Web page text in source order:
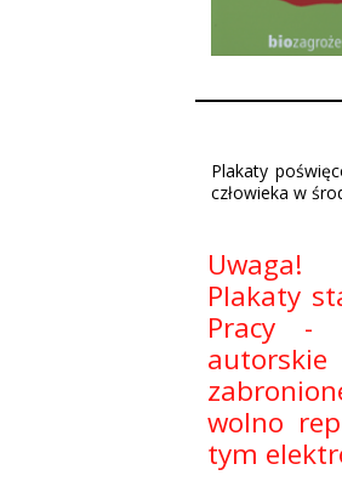
Plakaty
człowieka w
Uwaga!
Plakaty
Pracy -
wolno
tym